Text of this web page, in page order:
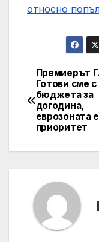
относно
Post
Премиерът
Готови сме с
бюджета за
догодина,
еврозоната е
приоритет